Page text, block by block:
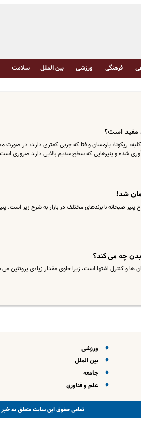
فرهنگی ورزشی بین الملل سلامت
مفید است؟
کلبه، ریکوتا، پارمسان و فتا که چربی کمتری دارند، در
شده و پنیرهایی که سطح سدیم بالایی دارند ضروری
بدن چه می کند؟
ها و کنترل اشتها است، زیرا حاوی مقدار زیادی پروتئین می
ورزشی
بین الملل
جامعه
علم و فناوری
تمامی حقوق این سایت متعلق بهخبر